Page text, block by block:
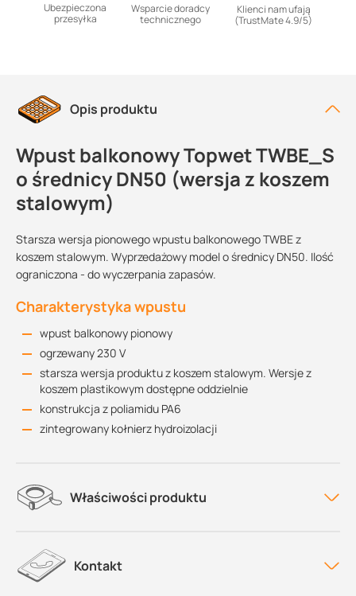
Ubezpieczona
przesyłka
Wsparcie doradcy
technicznego
Klienci nam ufają
(TrustMate 4.9/5)
Opis produktu
Wpust balkonowy Topwet TWBE_S
o średnicy DN50 (wersja z koszem
stalowym)
Starsza wersja pionowego wpustu balkonowego TWBE z
koszem stalowym. Wyprzedażowy model o średnicy DN50. Ilość
ograniczona - do wyczerpania zapasów.
Charakterystyka wpustu
wpust balkonowy pionowy
ogrzewany 230 V
starsza wersja produktu z koszem stalowym. Wersje z
koszem plastikowym dostępne oddzielnie
konstrukcja z poliamidu PA6
zintegrowany kołnierz hydroizolacji
Właściwości produktu
Kontakt